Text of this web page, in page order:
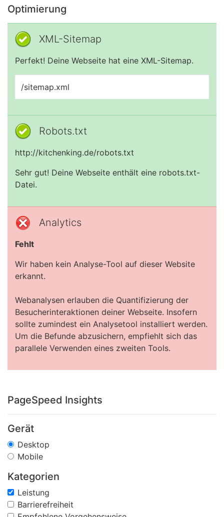
Optimierung
XML-Sitemap
Perfekt! Deine Webseite hat eine XML-Sitemap.
/sitemap.xml
Robots.txt
http://kitchenking.de/robots.txt
Sehr gut! Deine Webseite enthält eine robots.txt-
Datei.
Analytics
Fehlt
Wir haben kein Analyse-Tool auf dieser Website
erkannt.
Webanalysen erlauben die Quantifizierung der
Besucherinteraktionen deiner Webseite. Insofern
sollte zumindest ein Analysetool installiert werden.
Um die Befunde abzusichern, empfiehlt sich das
parallele Verwenden eines zweiten Tools.
PageSpeed Insights
Gerät
Desktop
Mobile
Kategorien
Leistung
Barrierefreiheit